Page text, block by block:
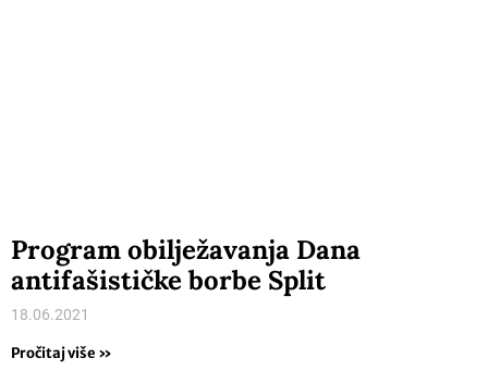
Program obilježavanja Dana
antifašističke borbe Split
18.06.2021
Pročitaj više »